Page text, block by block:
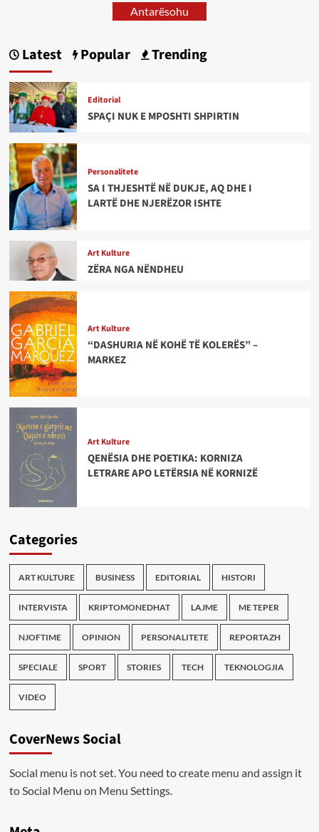
Antarësohu
Latest Popular Trending
Editorial
SPAÇI NUK E MPOSHTI SHPIRTIN
Personalitete
SA I THJESHTË NË DUKJE, AQ DHE I
LARTË DHE NJERËZOR ISHTE
Art Kulture
ZËRA NGA NËNDHEU
Art Kulture
“DASHURIA NË KOHË TË KOLERËS” –
MARKEZ
Art Kulture
QENËSIA DHE POETIKA: KORNIZA
LETRARE APO LETËRSIA NË KORNIZË
Categories
ART KULTURE BUSINESS EDITORIAL HISTORI
INTERVISTA KRIPTOMONEDHAT LAJME ME TEPER
NJOFTIME OPINION PERSONALITETE REPORTAZH
SPECIALE SPORT STORIES TECH TEKNOLOGJIA
VIDEO
CoverNews Social
Social menu is not set. You need to create menu and assign it
to Social Menu on Menu Settings.